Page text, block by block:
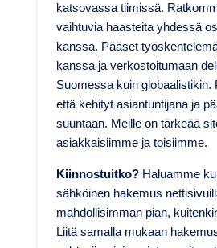
katsovassa tiimissä.
vaihtuvia haasteita yhdessä
kanssa. Pääset
kanssa ja verkostoitumaan
Suomessa kuin globaalistikin.
että kehityt asiantuntijana ja
suuntaan. Meille on tärkeää
asiakkaisiimme ja toisiimme.
Kiinnostuitko?Haluamme
sähköinen hakemus
mahdollisimman pian,
Liitä samalla mukaan